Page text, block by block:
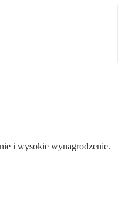
i wysokie wynagrodzenie.